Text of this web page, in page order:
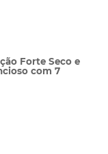
Forte Seco e
com 7